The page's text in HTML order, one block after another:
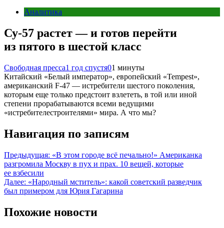
Аналитика
Су-57 растет — и готов перейти
из пятого в шестой класс
Свободная пресса1 год спустя01 минуты
Китайский «Белый император», европейский «Tempest»,
американский F-47 — истребители шестого поколения,
которым еще только предстоит взлететь, в той или иной
степени прорабатываются всеми ведущими
«истребителестроителями» мира. А что мы?
Навигация по записям
Предыдущая: «В этом городе всё печально!» Американка
разгромила Москву в пух и прах. 10 вещей, которые
ее взбесили
Далее: «Народный мститель»: какой советский разведчик
был примером для Юрия Гагарина
Похожие новости